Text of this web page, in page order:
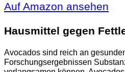
Auf Amazon ansehen
Hausmittel gegen
Avocados sind reich an
Forschungsergebnissen